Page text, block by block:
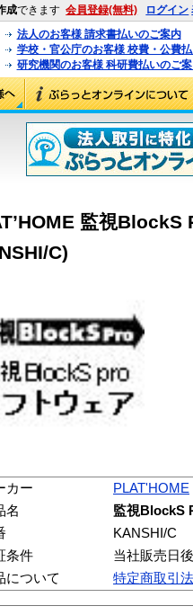
成できます 会員登録(無料) ログイン
法人のお客様 請求書払いのご案内
学校・官公庁のお客様 校費・公費
研究機関のお客様 科研費払いのご
監視
C)
カー
PLAT'HOME
名
監視BlockS
KANSHI/C
条件
当社販売日
について
特定商取引